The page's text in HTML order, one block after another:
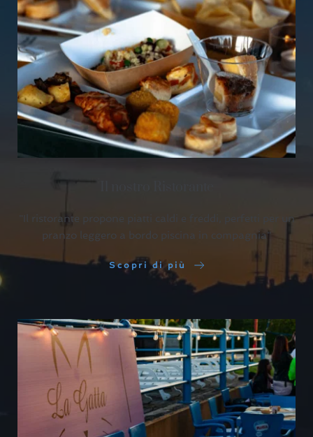
"Il ristorante propone piatti caldi e freddi, perfetti per un
pranzo leggero a bordo piscina in compagnia"
Scopri di più